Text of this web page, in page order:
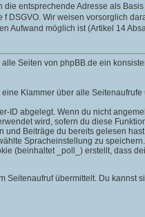
entsprechende Adresse als
Wir weisen vorsorglich
Aufwand möglich ist (Artikel 14
Seiten von phpBB.de ein
Klammer über alle
abgelegt. Wenn du nicht
wird, sofern du diese
und Beiträge du bereits gelesen
Spracheinstellung zu speichern.
(beinhaltet _poll_) erstellt, dass
übermittelt. Du kannst